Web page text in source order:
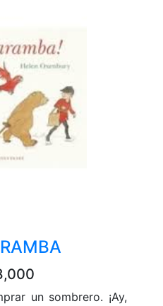
un sombrero. ¡Ay,